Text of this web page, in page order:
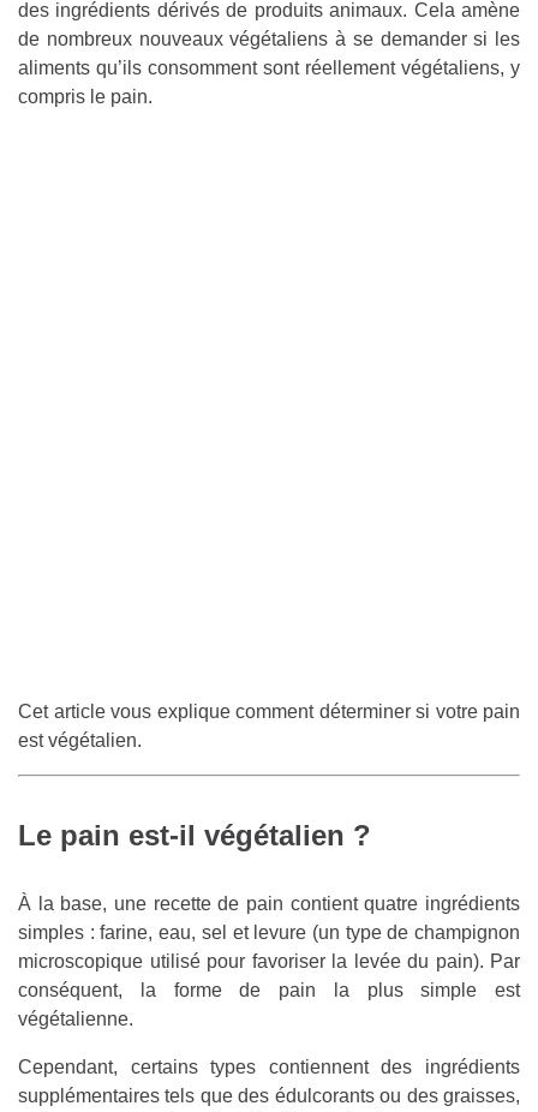
des ingrédients dérivés de produits animaux. Cela amène
de nombreux nouveaux végétaliens à se demander si les
aliments qu’ils consomment sont réellement végétaliens, y
compris le pain.
Cet article vous explique comment déterminer si votre pain
est végétalien.
Le pain est-il végétalien ?
À la base, une recette de pain contient quatre ingrédients
simples : farine, eau, sel et levure (un type de champignon
microscopique utilisé pour favoriser la levée du pain). Par
conséquent, la forme de pain la plus simple est
végétalienne.
Cependant, certains types contiennent des ingrédients
supplémentaires tels que des édulcorants ou des graisses,